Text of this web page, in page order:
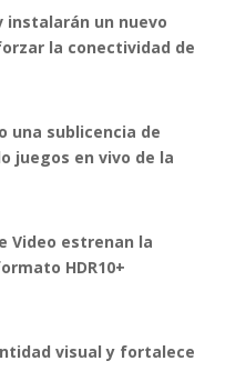
instalarán un nuevo
la conectividad de
una sublicencia de
juegos en vivo de la
Video estrenan la
HDR10+
visual y fortalece